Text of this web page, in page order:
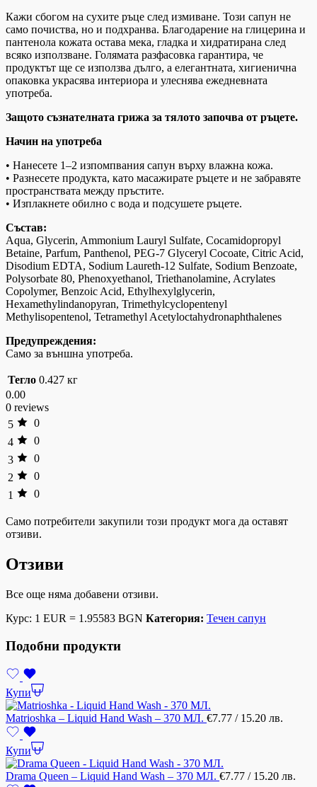
Кажи сбогом на сухите ръце след измиване. Този сапун не
само почиства, но и подхранва. Благодарение на глицерина и
пантенола кожата остава мека, гладка и хидратирана след
всяко използване. Голямата разфасовка гарантира, че
продуктът ще се използва дълго, а елегантната, хигиенична
опаковка украсява интериора и улеснява ежедневната
употреба.
Защото съзнателната грижа за тялото започва от ръцете.
Начин на употреба
• Нанесете 1–2 изпомпвания сапун върху влажна кожа.
• Разнесете продукта, като масажирате ръцете и не забравяте
пространствата между пръстите.
• Изплакнете обилно с вода и подсушете ръцете.
Състав:
Aqua, Glycerin, Ammonium Lauryl Sulfate, Cocamidopropyl
Betaine, Parfum, Panthenol, PEG-7 Glyceryl Cocoate, Citric Acid,
Disodium EDTA, Sodium Laureth-12 Sulfate, Sodium Benzoate,
Polysorbate 80, Phenoxyethanol, Triethanolamine, Acrylates
Copolymer, Benzoic Acid, Ethylhexylglycerin,
Hexamethylindanopyran, Trimethylcyclopentenyl
Methylisopentenol, Tetramethyl Acetyloctahydronaphthalenes
Предупреждения:
Само за външна употреба.
Тегло 0.427 кг
0.00
0 reviews
5
0
4
0
3
0
2
0
1
0
Само потребители закупили този продукт мога да оставят
отзиви.
Отзиви
Все още няма добавени отзиви.
Курс: 1 EUR = 1.95583 BGN Категория: Течен сапун
Подобни продукти
Купи
Matrioshka – Liquid Hand Wash – 370 МЛ. €7.77 / 15.20 лв.
Купи
Drama Queen – Liquid Hand Wash – 370 МЛ. €7.77 / 15.20 лв.